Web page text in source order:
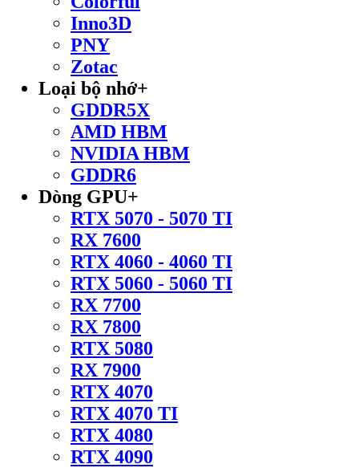
Inno3D
PNY
Zotac
Loại bộ nhớ+
GDDR5X
AMD HBM
NVIDIA HBM
GDDR6
Dòng GPU+
RTX 5070 - 5070 TI
RX 7600
RTX 4060 - 4060 TI
RTX 5060 - 5060 TI
RX 7700
RX 7800
RTX 5080
RX 7900
RTX 4070
RTX 4070 TI
RTX 4080
RTX 4090